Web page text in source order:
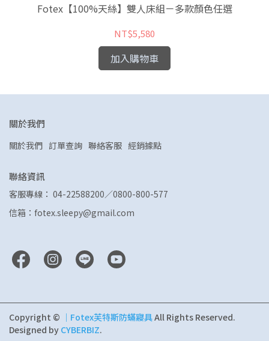
Fotex【100%天絲】雙人床組－多款顏色任選
NT$5,580
加入購物車
關於我們
關於我們 訂單查詢 聯絡客服 經銷據點
聯絡資訊
客服專線： 04-22588200／0800-800-577
信箱：fotex.sleepy@gmail.com
Copyright © ｜Fotex芙特斯防蟎寢具All Rights Reserved.
Designed by CYBERBIZ.